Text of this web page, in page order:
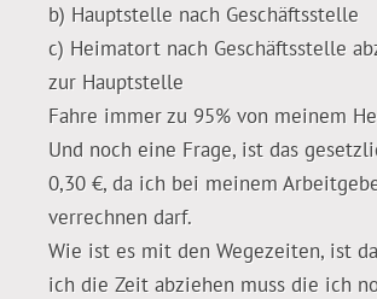
b) Hauptstelle nach Geschäftsstelle
c) Heimatort nach Geschäftsstelle
zur Hauptstelle
Fahre immer zu 95% von meinem
Und noch eine Frage, ist das
0,30 €, da ich bei meinem
verrechnen darf.
Wie ist es mit den Wegezeiten, ist
ich die Zeit abziehen muss die ich